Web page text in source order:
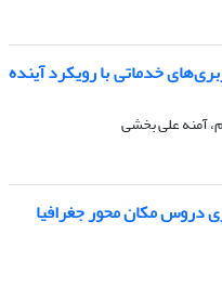
خدماتی با رویکرد آینده
آمنه علی بخشی
دروس مکان محور جغرافیا